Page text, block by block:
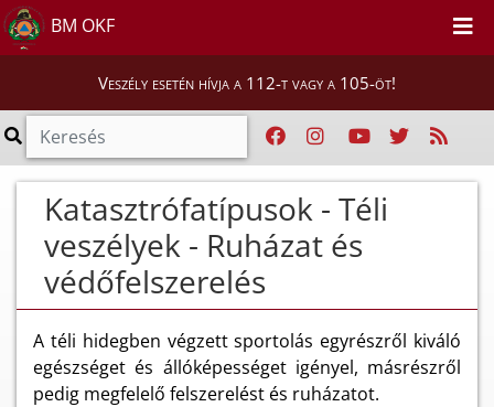
BM OKF
Veszély esetén hívja a 112-t vagy a 105-öt!
Katasztrófatípusok - Téli
veszélyek - Ruházat és
védőfelszerelés
A téli hidegben végzett sportolás egyrészről kiváló
egészséget és állóképességet igényel, másrészről
pedig megfelelő felszerelést és ruházatot.